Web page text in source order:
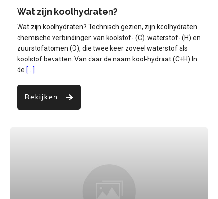
Wat zijn koolhydraten?
Wat zijn koolhydraten? Technisch gezien, zijn koolhydraten
chemische verbindingen van koolstof- (C), waterstof- (H) en
zuurstofatomen (O), die twee keer zoveel waterstof als
koolstof bevatten. Van daar de naam kool-hydraat (C+H) In
de [...]
Bekijken